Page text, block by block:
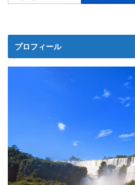
プロフィール